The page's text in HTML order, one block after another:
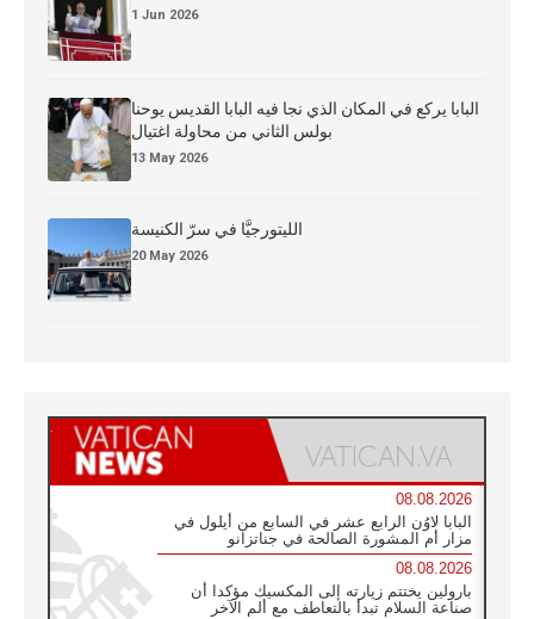
1 Jun 2026
البابا يركع في المكان الذي نجا فيه البابا القديس يوحنا
بولس الثاني من محاولة اغتيال
13 May 2026
الليتورجيَّا في سرّ الكنيسة
20 May 2026
08.08.2026
البابا لاوُن الرابع عشر في السابع من أيلول في
مزار أم المشورة الصالحة في جناتزانو
08.08.2026
بارولين يختتم زيارته إلى المكسيك مؤكدا أن
صناعة السلام تبدأ بالتعاطف مع ألم الآخر